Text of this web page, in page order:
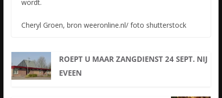
wordt.
Cheryl Groen, bron weeronline.nl/ foto shutterstock
ROEPT U MAAR ZANGDIENST 24 SEPT. NIJ
EVEEN